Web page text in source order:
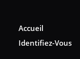
Accueil
Identifiez-Vous